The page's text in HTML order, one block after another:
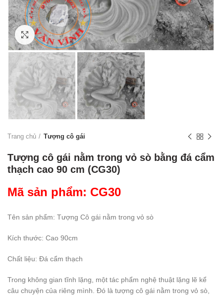
Click to enlarge
Trang chủ Tượng cô gái
Tượng cô gái nằm trong vỏ sò bằng đá cẩm
thạch cao 90 cm (CG30)
Mã sản phẩm: CG30
Tên sản phẩm: Tượng Cô gái nằm trong vỏ sò
Kích thước: Cao 90cm
Chất liệu: Đá cẩm thạch
Trong không gian tĩnh lặng, một tác phẩm nghệ thuật lặng lẽ kể
câu chuyện của riêng mình. Đó là tượng cô gái nằm trong vỏ sò,